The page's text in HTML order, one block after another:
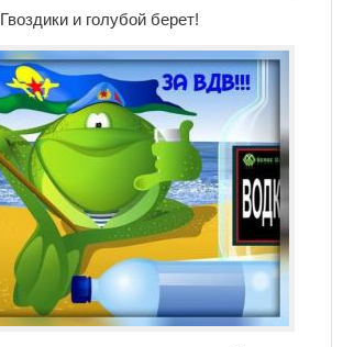
Гвоздики и голубой берет!